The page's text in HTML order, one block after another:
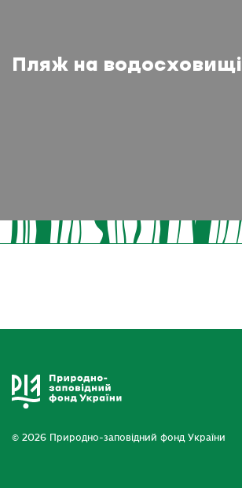
Пляж на водосховищі
© 2026 Природно-заповідний фонд України